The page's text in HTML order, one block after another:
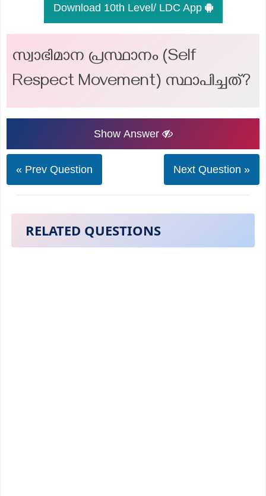
Download 10th Level/ LDC App
സ്വാഭിമാന പ്രസ്ഥാനം (Self
Respect Movement) സ്ഥാപിച്ചത്?
Show Answer
« Prev Question Next Question »
RELATED QUESTIONS